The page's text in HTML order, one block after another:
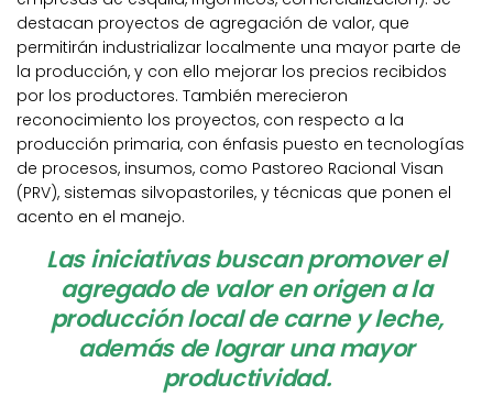
destacan proyectos de agregación de valor, que
permitirán industrializar localmente una mayor parte de
la producción, y con ello mejorar los precios recibidos
por los productores. También merecieron
reconocimiento los proyectos, con respecto a la
producción primaria, con énfasis puesto en tecnologías
de procesos, insumos, como Pastoreo Racional Visan
(PRV), sistemas silvopastoriles, y técnicas que ponen el
acento en el manejo.
Las iniciativas buscan promover el
agregado de valor en origen a la
producción local de carne y leche,
además de lograr una mayor
productividad.